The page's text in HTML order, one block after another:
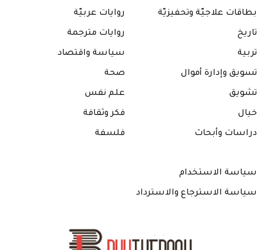
₪35.00
45.00
عرض المنتج
رسالة الغفران
₪ 40.00